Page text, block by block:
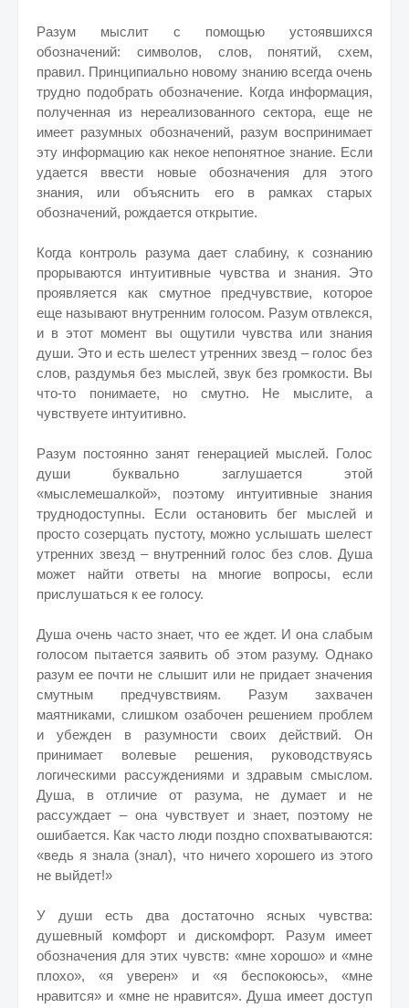
Разум мыслит с помощью устоявшихся
обозначений: символов, слов, понятий, схем,
правил. Принципиально новому знанию всегда очень
трудно подобрать обозначение. Когда информация,
полученная из нереализованного сектора, еще не
имеет разумных обозначений, разум воспринимает
эту информацию как некое непонятное знание. Если
удается ввести новые обозначения для этого
знания, или объяснить его в рамках старых
обозначений, рождается открытие.
Когда контроль разума дает слабину, к сознанию
прорываются интуитивные чувства и знания. Это
проявляется как смутное предчувствие, которое
еще называют внутренним голосом. Разум отвлекся,
и в этот момент вы ощутили чувства или знания
души. Это и есть шелест утренних звезд – голос без
слов, раздумья без мыслей, звук без громкости. Вы
что-то понимаете, но смутно. Не мыслите, а
чувствуете интуитивно.
Разум постоянно занят генерацией мыслей. Голос
души буквально заглушается этой
«мыслемешалкой», поэтому интуитивные знания
труднодоступны. Если остановить бег мыслей и
просто созерцать пустоту, можно услышать шелест
утренних звезд – внутренний голос без слов. Душа
может найти ответы на многие вопросы, если
прислушаться к ее голосу.
Душа очень часто знает, что ее ждет. И она слабым
голосом пытается заявить об этом разуму. Однако
разум ее почти не слышит или не придает значения
смутным предчувствиям. Разум захвачен
маятниками, слишком озабочен решением проблем
и убежден в разумности своих действий. Он
принимает волевые решения, руководствуясь
логическими рассуждениями и здравым смыслом.
Душа, в отличие от разума, не думает и не
рассуждает – она чувствует и знает, поэтому не
ошибается. Как часто люди поздно спохватываются:
«ведь я знала (знал), что ничего хорошего из этого
не выйдет!»
У души есть два достаточно ясных чувства:
душевный комфорт и дискомфорт. Разум имеет
обозначения для этих чувств: «мне хорошо» и «мне
плохо», «я уверен» и «я беспокоюсь», «мне
нравится» и «мне не нравится». Душа имеет доступ